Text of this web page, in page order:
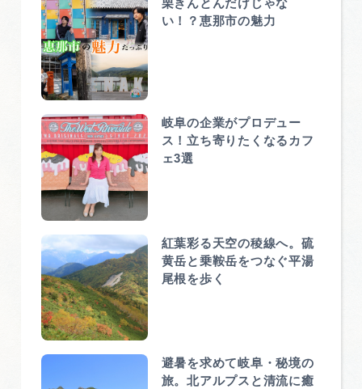
栗きんとんだけじゃな
い！？恵那市の魅力
岐阜の企業がプロデュー
ス！立ち寄りたくなるカフ
ェ3選
紅葉彩る天空の稜線へ。硫
黄岳と乗鞍岳をつなぐ平湯
尾根を歩く
避暑を求めて岐阜・秘境の
旅。北アルプスと清流に癒